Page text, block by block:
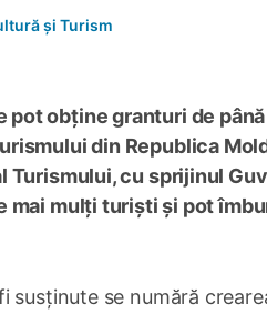
și Turism
pot obține granturi de
din Republica
Turismului, cu sprijinul
mai mulți turiști și pot
susținute se numără